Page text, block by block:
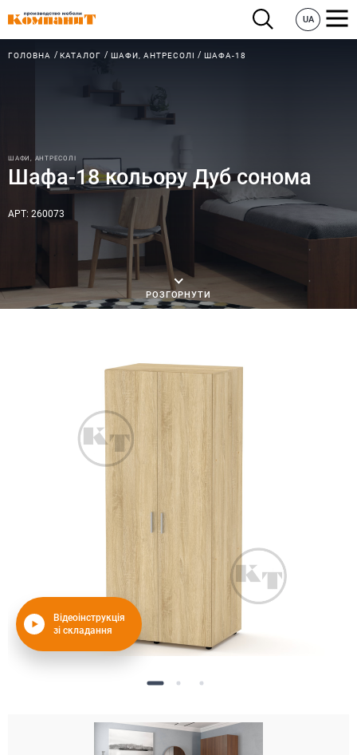
UA
ГОЛОВНА КАТАЛОГ ШАФИ, АНТРЕСОЛІ ШАФА-18
ШАФИ, АНТРЕСОЛІ
Шафа-18 кольору Дуб сонома
АРТ: 260073
РОЗГОРНУТИ
Відеоінструкція
зі складання